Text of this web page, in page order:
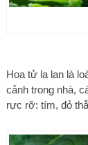
Hoa tử la lan là
cảnh trong nhà,
rực rỡ: tím, đỏ